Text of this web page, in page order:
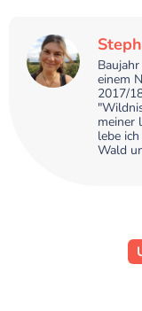
einem
2017/
meiner
lebe
Wald